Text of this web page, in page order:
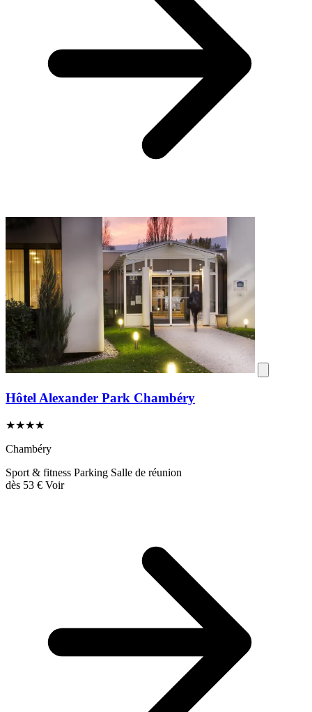
Hôtel Alexander Park Chambéry
★★★★
Chambéry
Sport & fitness Parking Salle de réunion
dès 53 € Voir